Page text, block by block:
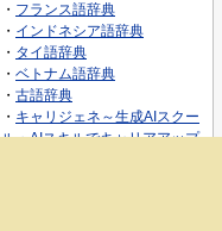
・ フランス語辞典
・ インドネシア語辞典
・ タイ語辞典
・ ベトナム語辞典
・ 古語辞典
・ キャリジェネ～生成AIスクー
ル・AIスキルでキャリアアップ